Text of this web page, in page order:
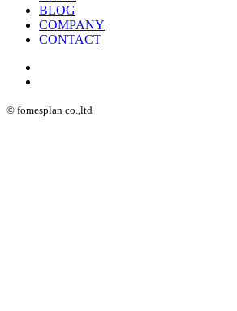
BLOG
COMPANY
CONTACT
© fomesplan co.,ltd